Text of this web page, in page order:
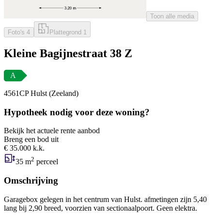
Toon alle media
Foto's 4 Plattegrond 1
Kleine Bagijnestraat 38 Z
A
4561CP Hulst (Zeeland)
Hypotheek nodig voor deze woning?
Bekijk het actuele rente aanbod
Breng een bod uit
€ 35.000 k.k.
35 m2 perceel
Omschrijving
Garagebox gelegen in het centrum van Hulst. afmetingen zijn 5,40
lang bij 2,90 breed, voorzien van sectionaalpoort. Geen elektra.